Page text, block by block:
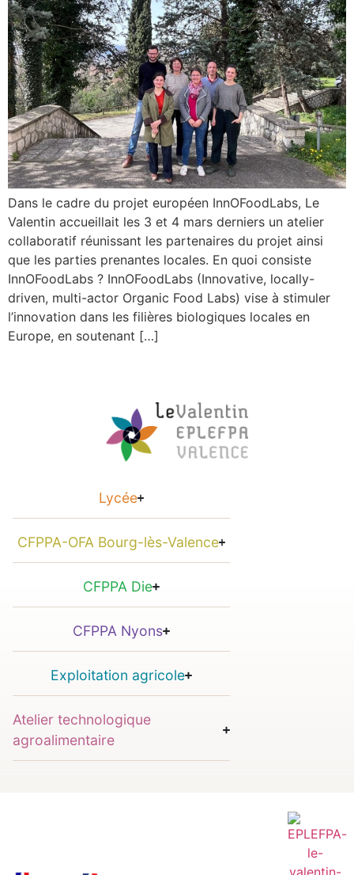
Dans le cadre du projet européen InnOFoodLabs, Le
Valentin accueillait les 3 et 4 mars derniers un atelier
collaboratif réunissant les partenaires du projet ainsi
que les parties prenantes locales. En quoi consiste
InnOFoodLabs ? InnOFoodLabs (Innovative, locally-
driven, multi-actor Organic Food Labs) vise à stimuler
l’innovation dans les filières biologiques locales en
Europe, en soutenant […]
Lycée
CFPPA-OFA Bourg-lès-Valence
CFPPA Die
CFPPA Nyons
Exploitation agricole
Atelier technologique
agroalimentaire